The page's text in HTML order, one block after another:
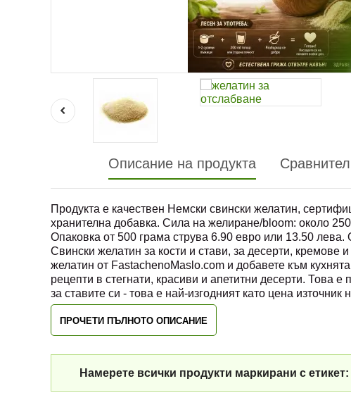
Описание на продукта
Продукта е качествен Немски свински желатин,
хранителна добавка. Сила на желиране/bloom: около
Опаковка от 500 грама струва 6.90 евро или 13.50 лева.
Свински желатин за кости и стави, за десерти,
желатин от FastachenoMaslo.com и добавете към
рецепти в стегнати, красиви и апетитни десерти. Това е
за ставите си - това е най-изгодният като цена
ПРОЧЕТИ ПЪЛНОТО ОПИСАНИЕ
Намерете всички продукти маркирани с етикет: